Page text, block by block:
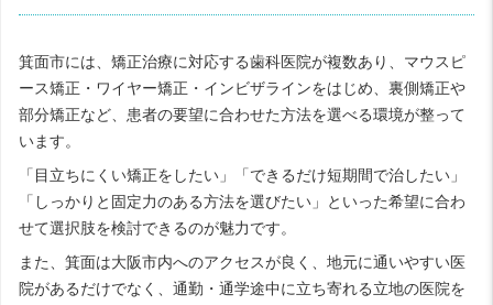
箕面市には、矯正治療に対応する歯科医院が複数あり、マウスピ
ース矯正・ワイヤー矯正・インビザラインをはじめ、裏側矯正や
部分矯正など、患者の要望に合わせた方法を選べる環境が整って
います。
「目立ちにくい矯正をしたい」「できるだけ短期間で治したい」
「しっかりと固定力のある方法を選びたい」といった希望に合わ
せて選択肢を検討できるのが魅力です。
また、箕面は大阪市内へのアクセスが良く、地元に通いやすい医
院があるだけでなく、通勤・通学途中に立ち寄れる立地の医院を